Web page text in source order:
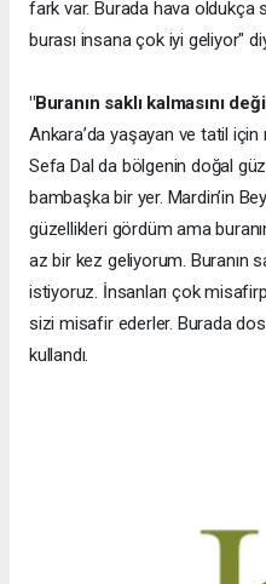
fark var. Burada hava oldukça
burası insana çok iyi geliyor"
"Buranın saklı kalmasını
Ankara’da yaşayan ve tatil
Sefa Dal da bölgenin doğal
bambaşka bir yer. Mardin’in
güzellikleri gördüm ama
az bir kez geliyorum. Buranın
istiyoruz. İnsanları çok
sizi misafir ederler. Burada
kullandı.